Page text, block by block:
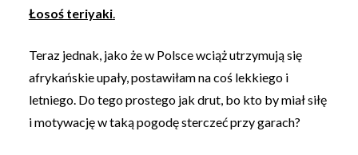
Łosoś teriyaki.
Teraz jednak, jako że w Polsce wciąż utrzymują się
afrykańskie upały, postawiłam na coś lekkiego i
letniego. Do tego prostego jak drut, bo kto by miał siłę
i motywację w taką pogodę sterczeć przy garach?